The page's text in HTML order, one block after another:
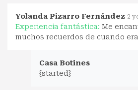
Yolanda Pizarro Fernández 2
Experiencia fantástica: Me
muchos recuerdos de cuando
Casa Botines
{started}